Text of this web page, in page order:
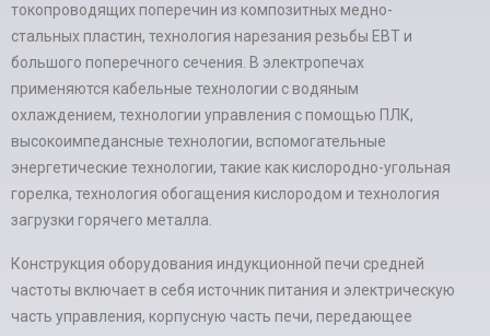
токопроводящих поперечин из композитных медно-
стальных пластин, технология нарезания резьбы EBT и
большого поперечного сечения. В электропечах
применяются кабельные технологии с водяным
охлаждением, технологии управления с помощью ПЛК,
высокоимпедансные технологии, вспомогательные
энергетические технологии, такие как кислородно-угольная
горелка, технология обогащения кислородом и технология
загрузки горячего металла.
Конструкция оборудования индукционной печи средней
частоты включает в себя источник питания и электрическую
часть управления, корпусную часть печи, передающее